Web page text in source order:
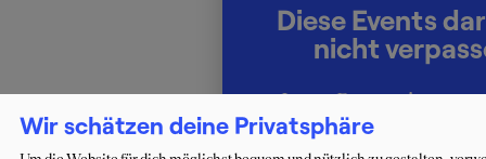
Wir schätzen deine Privatsphäre
Diese Events
nicht
Lerne Berater:innen
kennen und starte